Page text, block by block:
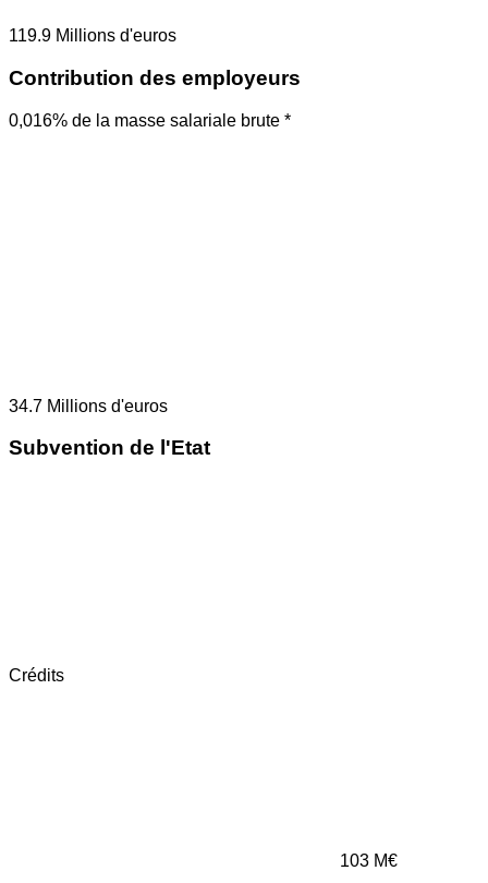
119.9 Millions d'euros
Contribution des employeurs
0,016% de la masse salariale brute *
34.7 Millions d'euros
Subvention de l'Etat
Crédits
103 M€